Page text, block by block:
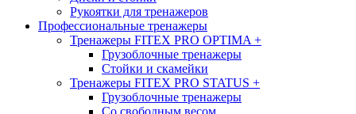
Рукоятки для тренажеров
Профессиональные тренажеры
Тренажеры FITEX PRO OPTIMA +
Грузоблочные тренажеры
Стойки и скамейки
Тренажеры FITEX PRO STATUS +
Грузоблочные тренажеры
Со свободным весом